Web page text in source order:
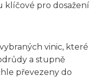
klíčové pro dosažení
vinic, které
a stupně
převezeny do